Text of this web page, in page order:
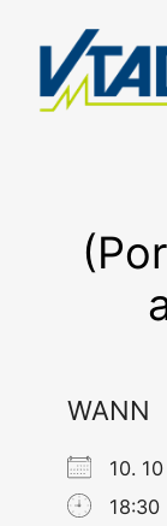
springen
WANN
10.
18:30